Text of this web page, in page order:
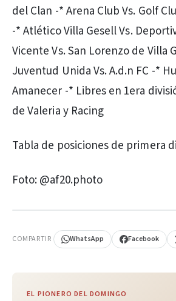
del Clan -* Arena Club Vs. Golf
-* Atlético Villa Gesell Vs.
Vicente Vs. San Lorenzo de Villa
Juventud Unida Vs. A.d.n FC -*
Amanecer -* Libres en 1era
de Valeria y Racing
Tabla de posiciones de primera
Foto: @af20.photo
COMPARTIR WhatsApp Facebook
EL PIONERO DEL DOMINGO